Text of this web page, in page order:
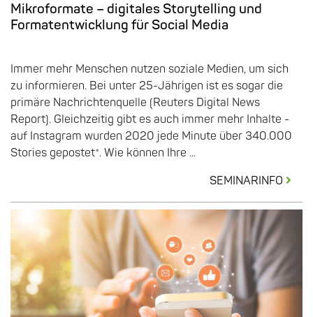
Mikroformate – digitales Storytelling und
Formatentwicklung für Social Media
Immer mehr Menschen nutzen soziale Medien, um sich
zu informieren. Bei unter 25-Jährigen ist es sogar die
primäre Nachrichtenquelle (Reuters Digital News
Report). Gleichzeitig gibt es auch immer mehr Inhalte -
auf Instagram wurden 2020 jede Minute über 340.000
Stories gepostet*. Wie können Ihre ...
SEMINARINFO